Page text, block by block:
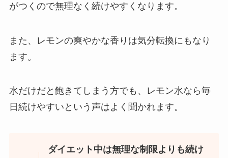
がつくので無理なく続けやすくなります。
また、レモンの爽やかな香りは気分転換にもなり
ます。
水だけだと飽きてしまう方でも、レモン水なら毎
日続けやすいという声はよく聞かれます。
ダイエット中は無理な制限よりも続け